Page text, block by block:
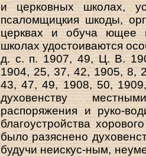
и церковных школах,
псаломщицкия шкоды,
церквах и обуча ющее
школах удостоиваются
д. с. п. 1907, 49, Ц. В.
1904, 25, 37, 42, 1905, 8,
43, 47, 49, 1908, 50,
духовенству
распоряжения и руко-
благоустройства
было разяснено
будучи неискус-ным,